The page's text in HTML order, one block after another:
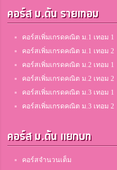
คอร์ส ม.ต้น รายเทอม
คอร์สเพิ่มเกรดคณิต ม.1 เทอม 1
คอร์สเพิ่มเกรดคณิต ม.1 เทอม 2
คอร์สเพิ่มเกรดคณิต ม.2 เทอม 1
คอร์สเพิ่มเกรดคณิต ม.2 เทอม 2
คอร์สเพิ่มเกรดคณิต ม.3 เทอม 1
คอร์สเพิ่มเกรดคณิต ม.3 เทอม 2
คอร์ส ม.ต้น แยกบท
คอร์สจำนวนเต็ม